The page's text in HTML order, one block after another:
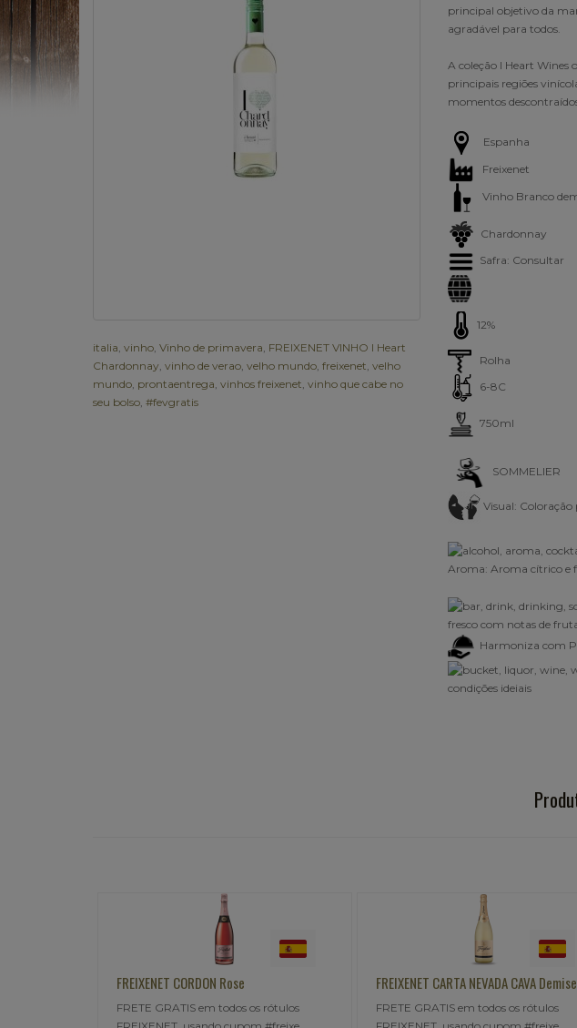
italia vinho Vinho de primavera FREIXENET VINHO I Heart
Chardonnay vinho de verao velho mundo freixenet velho
mundo prontaentrega vinhos freixenet vinho que cabe no
seu bolso #fevgratis
principal objetivo da
agradável para todos.
A coleção I Heart Wines
principais regiões
momentos
Espanha
Freixenet
Vinho Branco
Chardonnay
Safra: Consultar
12%
Rolha
6-8C
750ml
SOMMELIER
Visual: Coloração
Aroma: Aroma cítrico e
fresco com notas de
Harmoniza com
condições ideiais
FREIXENET CARTA NEVADA CAVA Demisec
FRETE GRATIS em todos os rótulos
FREIXENET ICE CUVÉE ESPECIAL D.O.
FRETE GRATIS em todos os rótulos